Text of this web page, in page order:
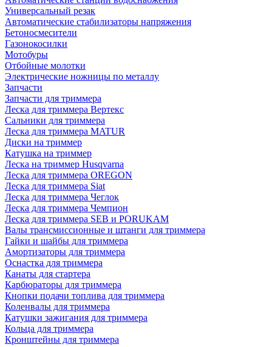
Универсальный резак
Автоматические стабилизаторы напряжения
Бетоносмесители
Газонокосилки
Мотобуры
Отбойные молотки
Электрические ножницы по металлу
Запчасти
Запчасти для триммера
Леска для триммера Вертекс
Сальники для триммера
Леска для триммера MATUR
Диски на триммер
Катушка на триммер
Леска на триммер Husqvarna
Леска для триммера OREGON
Леска для триммера Siat
Леска для триммера Чеглок
Леска для триммера Чемпион
Леска для триммера SEB и PORUKAM
Валы трансмиссионные и штанги для триммера
Гайки и шайбы для триммера
Амортизаторы для триммера
Оснастка для триммера
Канаты для стартера
Карбюраторы для триммера
Кнопки подачи топлива для триммера
Коленвалы для триммера
Катушки зажигания для триммера
Кольца для триммера
Кронштейны для триммера